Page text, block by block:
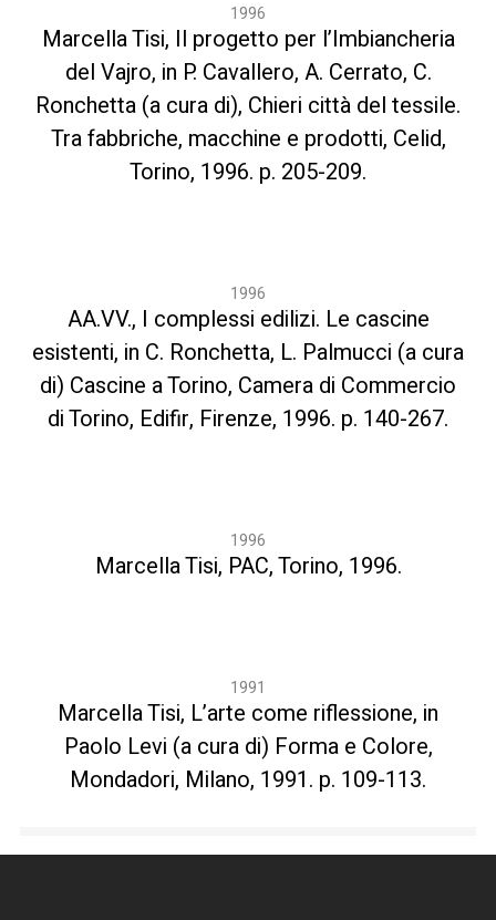
1996
Marcella Tisi, Il progetto per l’Imbiancheria
del Vajro, in P. Cavallero, A. Cerrato, C.
Ronchetta (a cura di), Chieri città del tessile.
Tra fabbriche, macchine e prodotti, Celid,
Torino, 1996. p. 205-209.
1996
AA.VV., I complessi edilizi. Le cascine
esistenti, in C. Ronchetta, L. Palmucci (a cura
di) Cascine a Torino, Camera di Commercio
di Torino, Edifir, Firenze, 1996. p. 140-267.
1996
Marcella Tisi, PAC, Torino, 1996.
1991
Marcella Tisi, L’arte come riflessione, in
Paolo Levi (a cura di) Forma e Colore,
Mondadori, Milano, 1991. p. 109-113.